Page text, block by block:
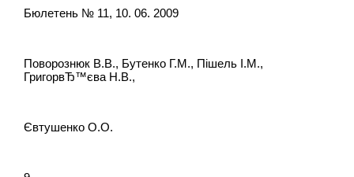
Бюлетень № 11, 10. 06. 2009
Поворознюк В.В., Бутенко Г.М., Пішель І.М.,
ГригорвЂ™єва Н.В.,
Євтушенко О.О.